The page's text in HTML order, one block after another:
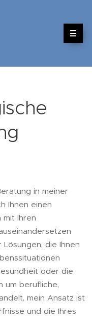
in meiner
Ihnen einen
mit Ihren
die Ihnen
oder die
um berufliche,
mein Ansatz ist
und die Ihres